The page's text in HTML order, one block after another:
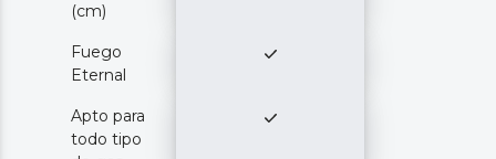
(cm)
Fuego
Eternal
Apto para
todo tipo